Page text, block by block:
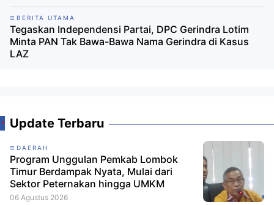
BERITA UTAMA
Tegaskan Independensi Partai, DPC Gerindra Lotim
Minta PAN Tak Bawa-Bawa Nama Gerindra di Kasus
LAZ
Update Terbaru
DAERAH
Program Unggulan Pemkab Lombok
Timur Berdampak Nyata, Mulai dari
Sektor Peternakan hingga UMKM
06 Agustus 2026